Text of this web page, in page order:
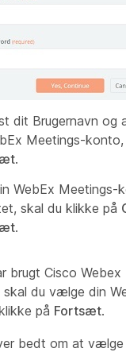
dit Brugernavn og
Meetings-
.
WebEx Meetings-
skal du klikke på
.
brugt Cisco
skal du vælge din
på Fortsæt.
bedt om at